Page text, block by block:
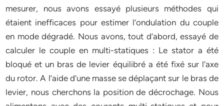
mesurer, nous avons essayé plusieurs méthodes qui
étaient inefficaces pour estimer l’ondulation du couple
en mode dégradé. Nous avons, tout d’abord, essayé de
calculer le couple en multi-statiques : Le stator a été
bloqué et un bras de levier équilibré a été fixé sur l’axe
du rotor. A l’aide d’une masse se déplaçant sur le bras de
levier, nous cherchons la position de décrochage. Nous